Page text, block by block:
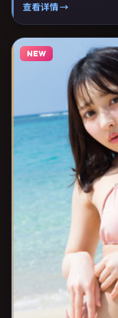
奏、摄影与配乐上强调沉
查看详情 →
NEW